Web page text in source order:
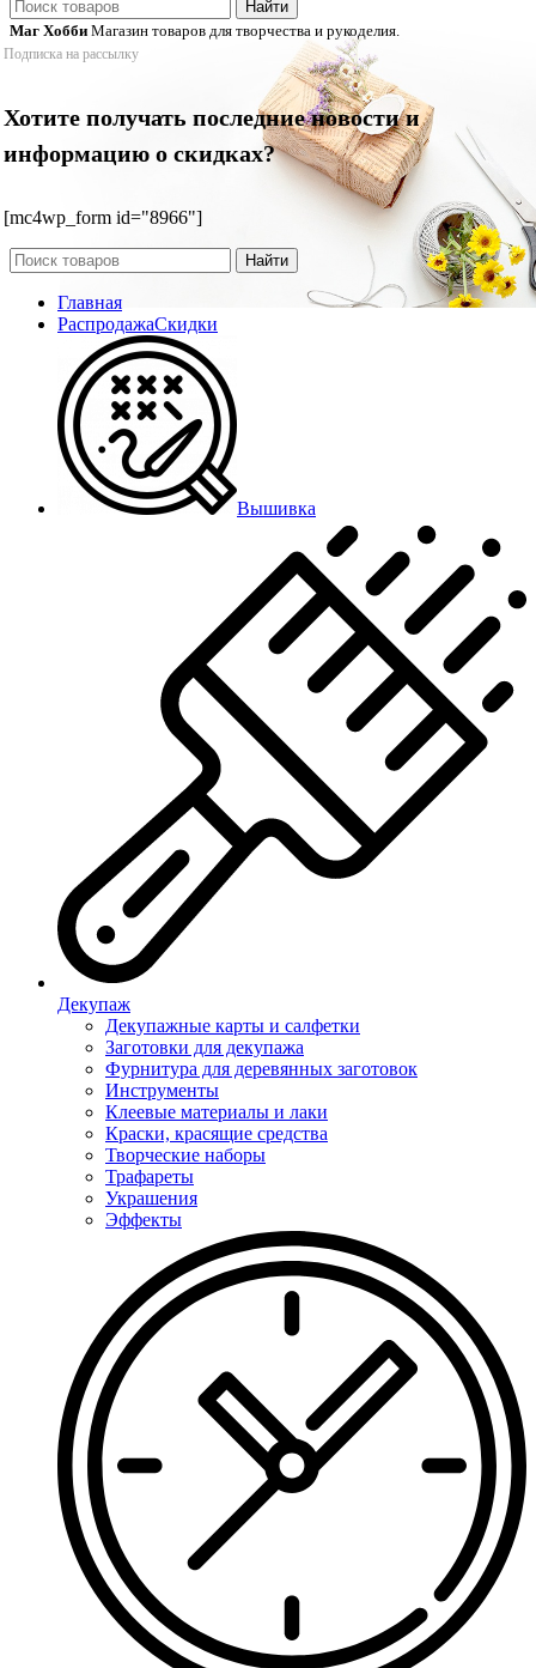
Найти
Маг Хобби Магазин товаров для творчества и рукоделия.
Подписка на рассылку
Хотите получать последние новости и
информацию о скидках?
[mc4wp_form id="8966"]
Найти
Главная
РаспродажаСкидки
Вышивка
Декупаж
Декупажные карты и салфетки
Заготовки для декупажа
Фурнитура для деревянных заготовок
Инструменты
Клеевые материалы и лаки
Краски, красящие средства
Творческие наборы
Трафареты
Украшения
Эффекты